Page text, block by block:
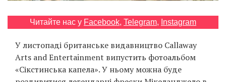
EN
RU
Читайте нас у Facebook, Telegram, Instagram
У листопаді британське видавництво Callaway
Arts and Entertainment випустить фотоальбом
«Сікстинська капела». У ньому можна буде